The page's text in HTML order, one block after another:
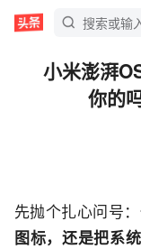
小米澎湃
你的
先抛个扎心问号：
图标，还是把系